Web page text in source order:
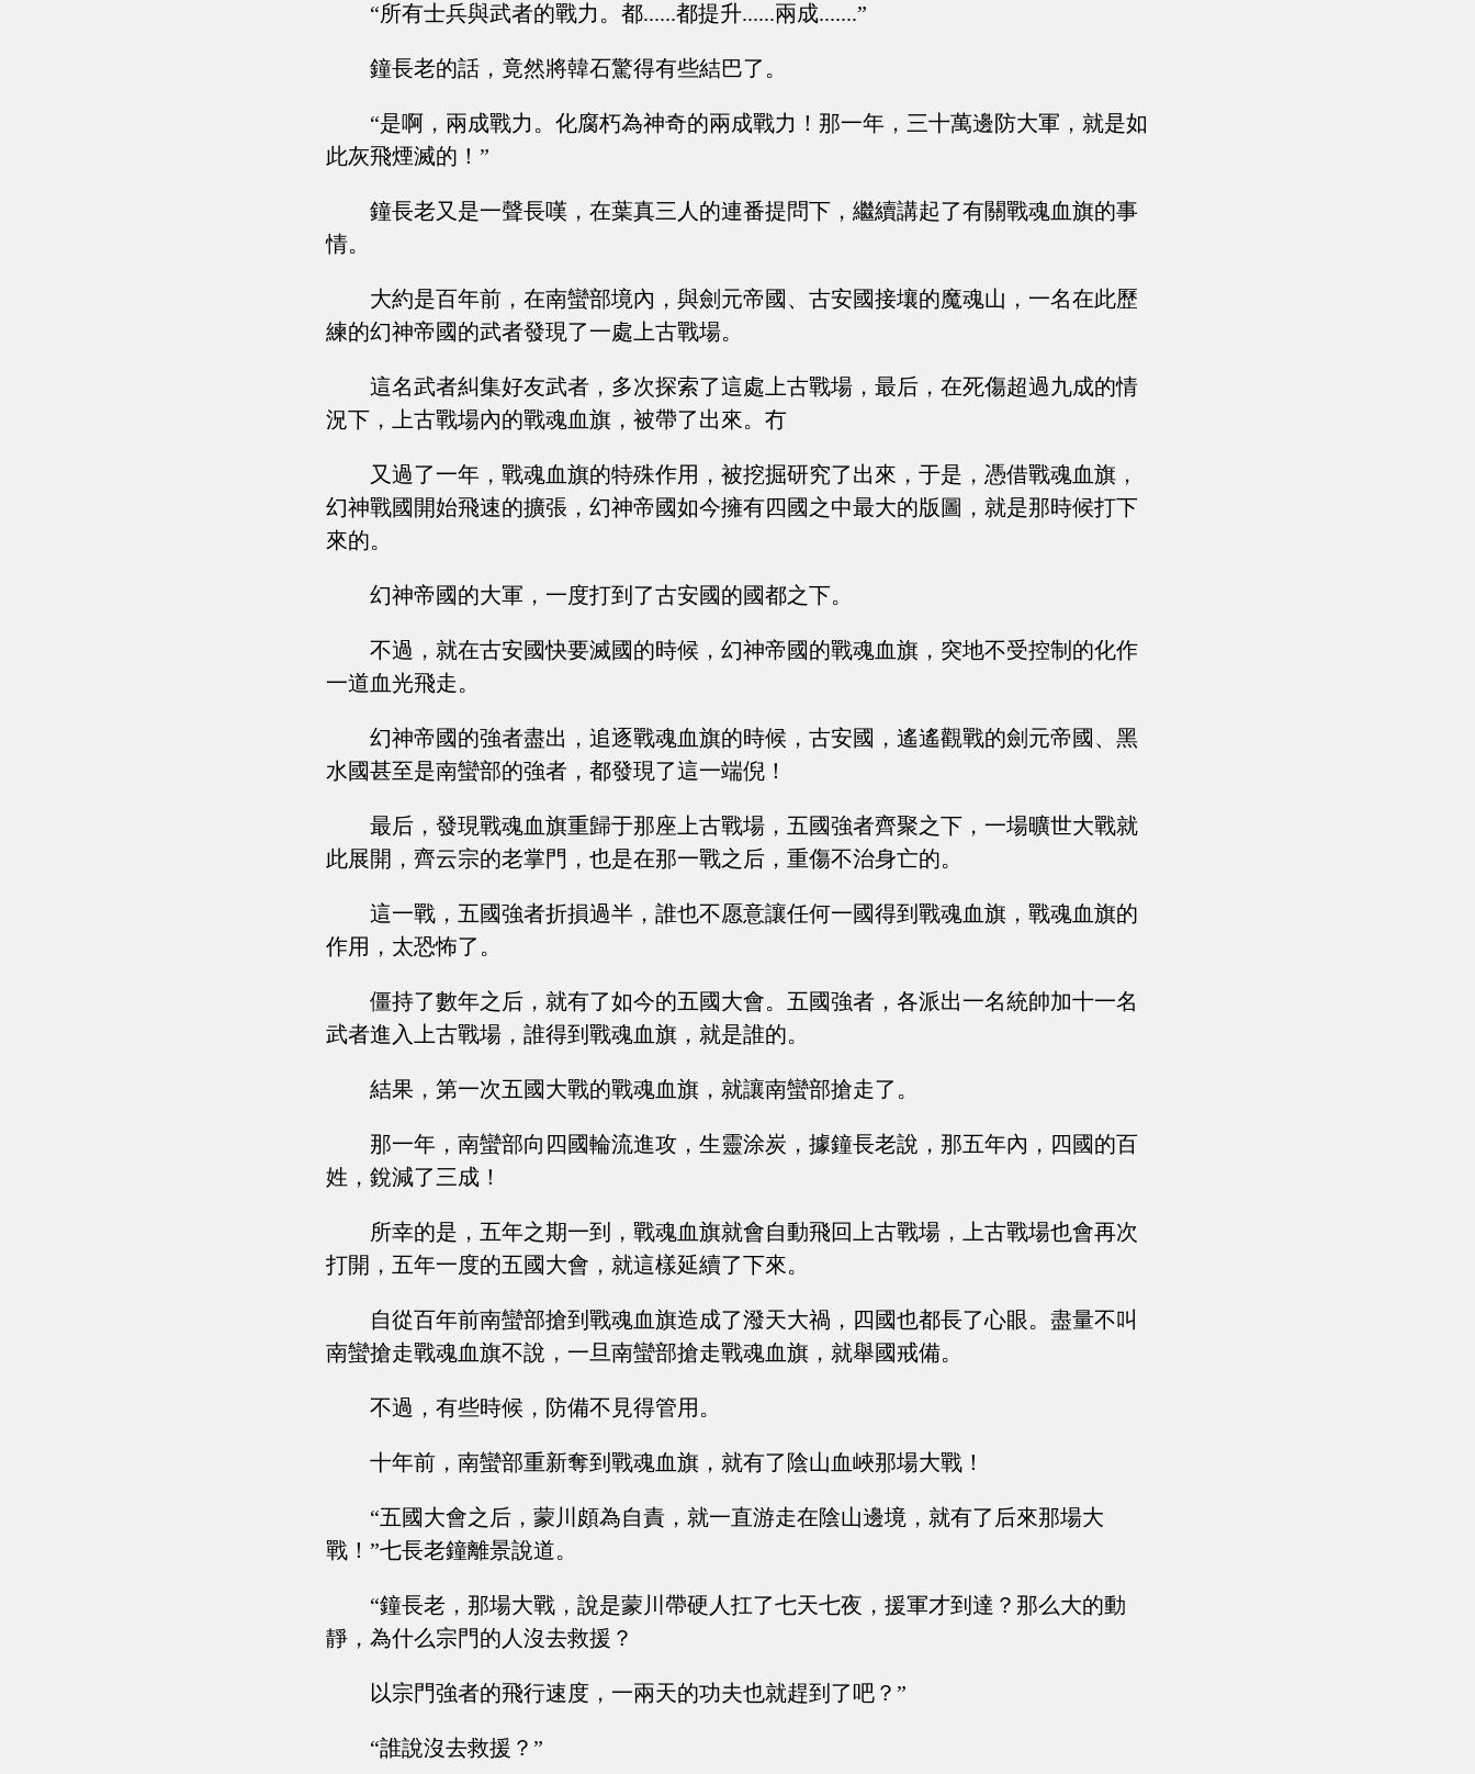
“所有士兵與武者的戰力。都......都提升......兩成.......”
鐘長老的話，竟然將韓石驚得有些結巴了。
“是啊，兩成戰力。化腐朽為神奇的兩成戰力！那一年，三十萬邊防大軍，就是如
此灰飛煙滅的！”
鐘長老又是一聲長嘆，在葉真三人的連番提問下，繼續講起了有關戰魂血旗的事
情。
大約是百年前，在南蠻部境內，與劍元帝國、古安國接壤的魔魂山，一名在此歷
練的幻神帝國的武者發現了一處上古戰場。
這名武者糾集好友武者，多次探索了這處上古戰場，最后，在死傷超過九成的情
況下，上古戰場內的戰魂血旗，被帶了出來。冇
又過了一年，戰魂血旗的特殊作用，被挖掘研究了出來，于是，憑借戰魂血旗，
幻神戰國開始飛速的擴張，幻神帝國如今擁有四國之中最大的版圖，就是那時候打下
來的。
幻神帝國的大軍，一度打到了古安國的國都之下。
不過，就在古安國快要滅國的時候，幻神帝國的戰魂血旗，突地不受控制的化作
一道血光飛走。
幻神帝國的強者盡出，追逐戰魂血旗的時候，古安國，遙遙觀戰的劍元帝國、黑
水國甚至是南蠻部的強者，都發現了這一端倪！
最后，發現戰魂血旗重歸于那座上古戰場，五國強者齊聚之下，一場曠世大戰就
此展開，齊云宗的老掌門，也是在那一戰之后，重傷不治身亡的。
這一戰，五國強者折損過半，誰也不愿意讓任何一國得到戰魂血旗，戰魂血旗的
作用，太恐怖了。
僵持了數年之后，就有了如今的五國大會。五國強者，各派出一名統帥加十一名
武者進入上古戰場，誰得到戰魂血旗，就是誰的。
結果，第一次五國大戰的戰魂血旗，就讓南蠻部搶走了。
那一年，南蠻部向四國輪流進攻，生靈涂炭，據鐘長老說，那五年內，四國的百
姓，銳減了三成！
所幸的是，五年之期一到，戰魂血旗就會自動飛回上古戰場，上古戰場也會再次
打開，五年一度的五國大會，就這樣延續了下來。
自從百年前南蠻部搶到戰魂血旗造成了潑天大禍，四國也都長了心眼。盡量不叫
南蠻搶走戰魂血旗不說，一旦南蠻部搶走戰魂血旗，就舉國戒備。
不過，有些時候，防備不見得管用。
十年前，南蠻部重新奪到戰魂血旗，就有了陰山血峽那場大戰！
“五國大會之后，蒙川頗為自責，就一直游走在陰山邊境，就有了后來那場大
戰！”七長老鐘離景說道。
“鐘長老，那場大戰，說是蒙川帶硬人扛了七天七夜，援軍才到達？那么大的動
靜，為什么宗門的人沒去救援？
以宗門強者的飛行速度，一兩天的功夫也就趕到了吧？”
“誰說沒去救援？”